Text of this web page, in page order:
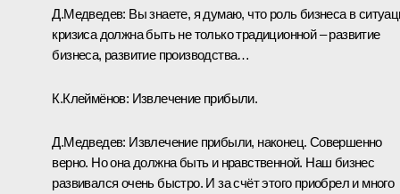
Д.Медведев: Вы знаете, я думаю, что роль бизнеса в
кризиса должна быть не только традиционной – развитие
бизнеса, развитие производства…
К.Клеймёнов: Извлечение прибыли.
Д.Медведев: Извлечение прибыли, наконец. Совершенно
верно. Но она должна быть и нравственной. Наш бизнес
развивался очень быстро. И за счёт этого приобрел и много